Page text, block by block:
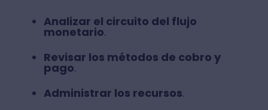
Analizar el circuito del flujo
monetario.
Revisar los métodos de cobro y
pago.
Administrar los recursos.